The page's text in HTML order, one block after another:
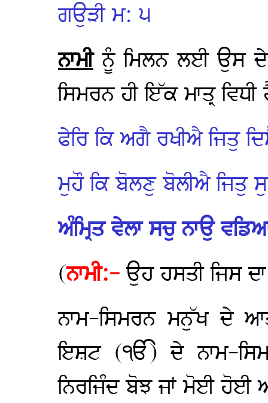
ਗਉੜੀ ਮ: ੫
ਨਾਮੀਨੂੰ ਮਿਲਨ ਲਈ ਉਸ ਦੇ
ਸਿਮਰਨ ਹੀ ਇੱਕ ਮਾਤ੍ਰ ਵਿਧੀ
ਫੇਰਿ ਕਿ ਅਗੈ ਰਖੀਐ ਜਿਤੁ
ਮੁਹੌ ਕਿ ਬੋਲਣੁ ਬੋਲੀਐ ਜਿਤੁ
ਅੰਮ੍ਰਿਤ ਵੇਲਾ ਸਚੁ ਨਾਉ
(ਨਾਮੀ:- ਉਹ ਹਸਤੀ ਜਿਸ
ਨਾਮ-ਸਿਮਰਨ ਮਨੁੱਖ ਦੇ
ਇਸ਼ਟ (ੴ) ਦੇ ਨਾਮ-
ਨਿਰਜਿੰਦ ਬੋਝ ਜਾਂ ਮੋਈ ਹੋਈ